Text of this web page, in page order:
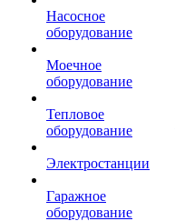
Насосное
оборудование
Моечное
оборудование
Тепловое
оборудование
Электростанции
Гаражное
оборудование